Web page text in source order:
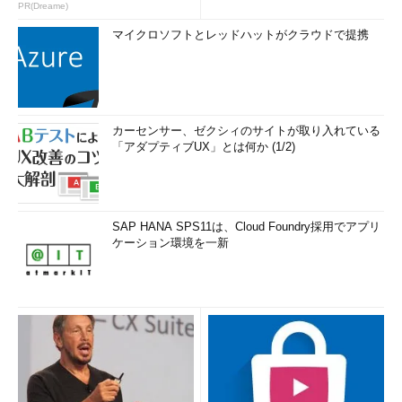
PR(Dreame)
マイクロソフトとレッドハットがクラウドで提携
カーセンサー、ゼクシィのサイトが取り入れている
「アダプティブUX」とは何か (1/2)
SAP HANA SPS11は、Cloud Foundry採用でアプリ
ケーション環境を一新